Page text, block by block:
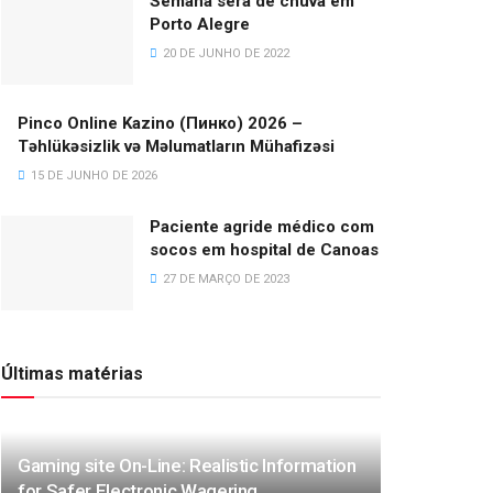
Porto Alegre
20 DE JUNHO DE 2022
Pinco Online Kazino (Пинко) 2026 –
Təhlükəsizlik və Məlumatların Mühafizəsi
15 DE JUNHO DE 2026
Paciente agride médico com
socos em hospital de Canoas
27 DE MARÇO DE 2023
Últimas matérias
Gaming site On-Line: Realistic Information